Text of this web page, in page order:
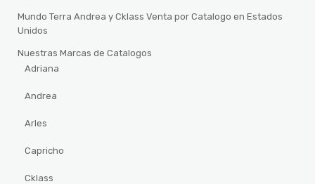
Mundo Terra Andrea y Cklass Venta por Catalogo en Estados
Unidos
Nuestras Marcas de Catalogos
Adriana
Andrea
Arles
Capricho
Cklass